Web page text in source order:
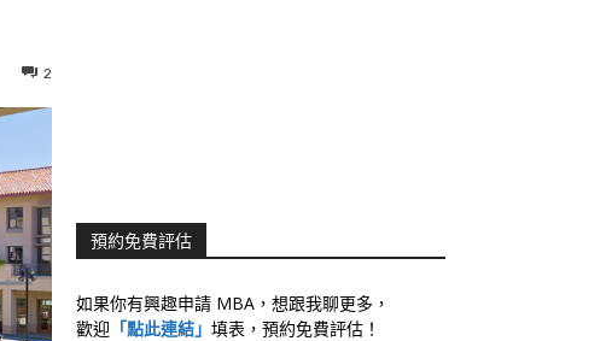
2
預約免費評估
如果你有興趣申請 MBA，想跟我聊更多，
歡迎 「點此連結」 填表，預約免費評估！